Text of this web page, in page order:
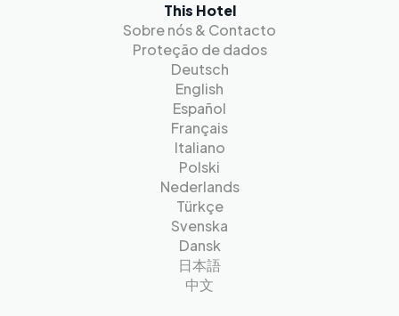
This Hotel
Sobre nós & Contacto
Proteção de dados
Deutsch
English
Español
Français
Italiano
Polski
Nederlands
Türkçe
Svenska
Dansk
日本語
中文